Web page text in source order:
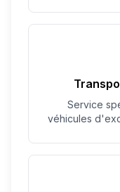
Service
véhicules